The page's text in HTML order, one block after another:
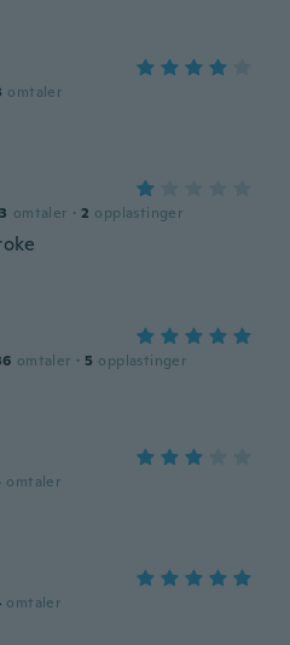
omtaler
omtaler · 2 opplastinger
omtaler · 5 opplastinger
omtaler
omtaler